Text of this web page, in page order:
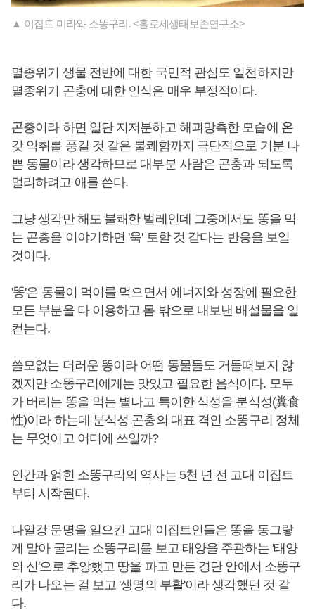
▲ 이집트 미라와 소똥구리. <홀로세생태보존연구소>
멸종위기 생물 전반에 대한 국민적 관심도 일천하지만
멸종위기 곤충에 대한 인식은 매우 부정적이다.
곤충이라 하면 일단 지저분하고 해괴망측한 모습에 온
갖 악취를 풍길 것 같은 불쾌함까지 극단적으로 기분 나
쁜 동물이라 생각하므로 대부분 사람은 곤충과 되도록
멀리하려고 애를 쓴다.
그냥 생각만 해도 불쾌한 벌레인데 그중에서도 똥을 먹
는 곤충을 이야기하면 '욱' 토할 것 같다는 반응을 보일
것이다.
'똥'은 동물이 먹이를 먹으면서 에너지와 성장에 필요한
모든 부분을 다 이용하고 몸 밖으로 내보낸 배설물을 일
컫는다.
쓸모없는 더러운 똥이라 어떤 동물들도 거들떠보지 않
겠지만 소똥구리에게는 맛있고 필요한 음식이다. 모두
가 버리는 똥을 먹는 별나고 특이한 식성을 분식성(糞食
性)이라 하는데 분식성 곤충의 대표 격인 소똥구리 정체
는 무엇이고 어디에 쓰일까?
인간과 얽힌 소똥구리의 역사는 5천 년 전 고대 이집트
부터 시작된다.
나일강 문명을 일으킨 고대 이집트인들은 똥을 동그랗
게 말아 굴리는 소똥구리를 보고 태양을 주관하는 '태양
의 신'으로 추앙했고 땅을 파고 만든 경단 안에서 소똥구
리가 나오는 걸 보고 '생명의 부활'이라 생각했던 것 같
다.